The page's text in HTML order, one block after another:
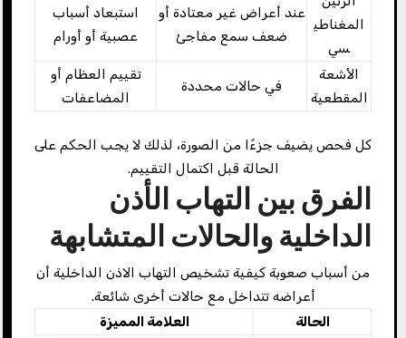
المغناطي
سي
عند أعراض غير معتادة أو
ضعف سمع مفاجئ
استبعاد أسباب
عصبية أو أورام
الأشعة
المقطعية
في حالات محددة
تقييم العظام أو
المضاعفات
كل فحص يضيف جزءًا من الصورة، لذلك لا يجب الحكم على
الحالة قبل اكتمال التقييم.
الفرق بين التهاب الأذن
الداخلية والحالات المتشابهة
من أسباب صعوبة كيفية تشخيص التهاب الاذن الداخلية أن
أعراضه تتداخل مع حالات أخرى شائعة.
الحالة
العلامة المميزة